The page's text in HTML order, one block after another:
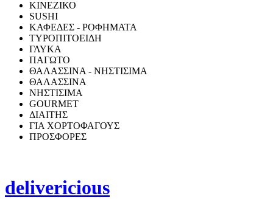
ΚΙΝΕΖΙΚΟ
SUSHI
ΚΑΦΕΔΕΣ - ΡΟΦΗΜΑΤΑ
ΤΥΡΟΠΙΤΟΕΙΔΗ
ΓΛΥΚΑ
ΠΑΓΩΤΟ
ΘΑΛΑΣΣΙΝΑ - ΝΗΣΤΙΣΙΜΑ
ΘΑΛΑΣΣΙΝΑ
ΝΗΣΤΙΣΙΜΑ
GOURMET
ΔΙΑΙΤΗΣ
ΓΙΑ ΧΟΡΤΟΦΑΓΟΥΣ
ΠΡΟΣΦΟΡΕΣ
delivericious